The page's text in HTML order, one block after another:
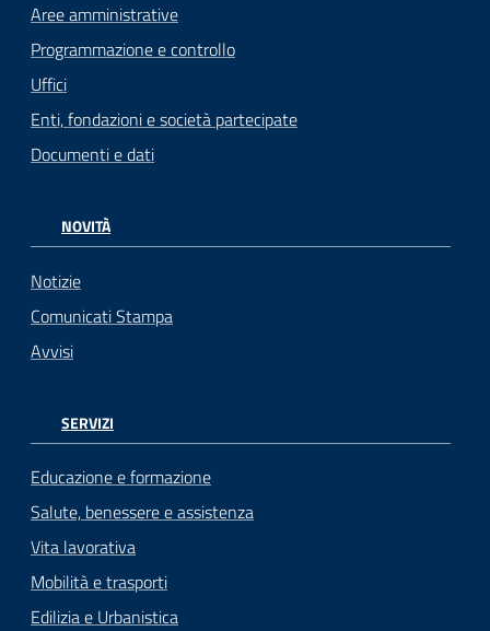
Aree amministrative
Programmazione e controllo
Uffici
Enti, fondazioni e società partecipate
Documenti e dati
NOVITÀ
Notizie
Comunicati Stampa
Avvisi
SERVIZI
Educazione e formazione
Salute, benessere e assistenza
Vita lavorativa
Mobilità e trasporti
Edilizia e Urbanistica